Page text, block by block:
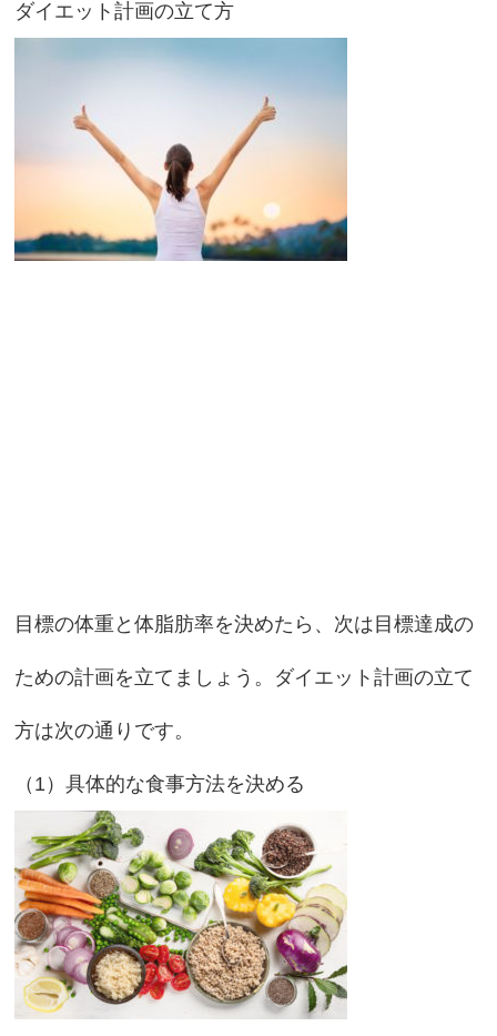
ダイエット計画の立て方
目標の体重と体脂肪率を決めたら、次は目標達成の
ための計画を立てましょう。ダイエット計画の立て
方は次の通りです。
（1）具体的な食事方法を決める